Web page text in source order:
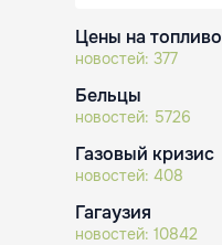
Цены на топливо
новостей: 377
Бельцы
новостей: 5726
Газовый кризис
новостей: 408
Гагаузия
новостей: 10842